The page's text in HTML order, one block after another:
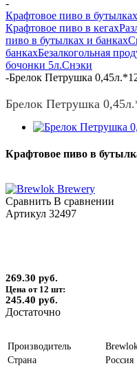
-
Крафтовое пиво в
Крафтовое пиво в кегах
пиво в бутылках и банках
банкахБезалкогольная
бочонки 5л.Снэки
-Брелок Петрушка
Брелок Петрушка
Крафтовое пиво в
Сравнить В сравнении
Артикул 32497
269.30 руб.
Цена от 12 шт:
245.40 руб.
Достаточно
Производитель
Страна
Россия